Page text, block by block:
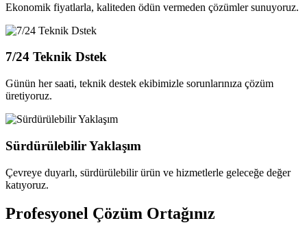
Ekonomik fiyatlarla, kaliteden ödün vermeden çözümler sunuyoruz.
7/24 Teknik Dstek
Günün her saati, teknik destek ekibimizle sorunlarınıza çözüm
üretiyoruz.
Sürdürülebilir Yaklaşım
Çevreye duyarlı, sürdürülebilir ürün ve hizmetlerle geleceğe değer
katıyoruz.
Profesyonel Çözüm Ortağınız